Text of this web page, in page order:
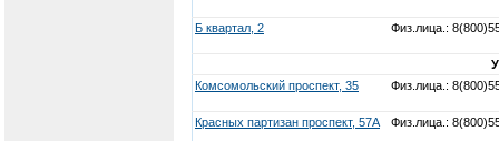
Б квартал, 2 Физ.лица.:
Комсомольский проспект, 35
Физ.лица.:
Красных партизан проспект, 57А Физ.лица.: